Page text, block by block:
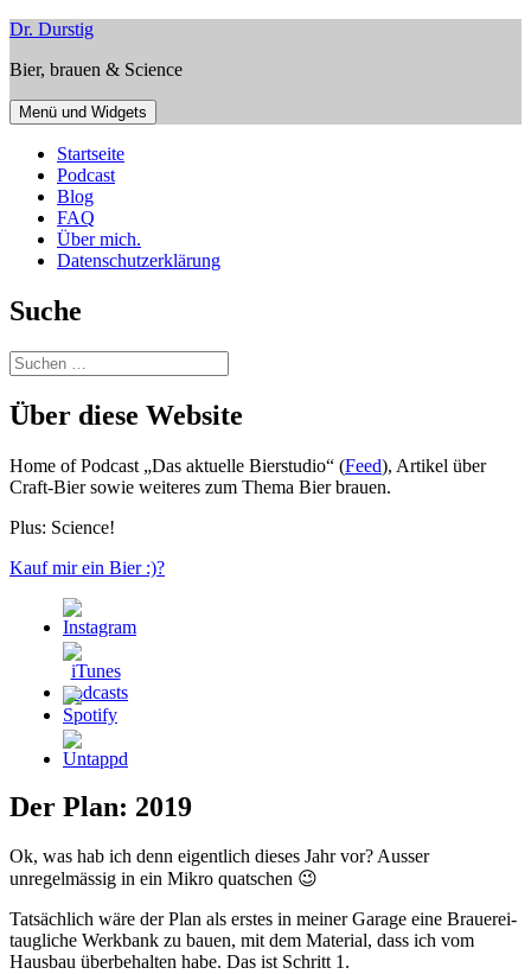
Zum
springen
Dr. Durstig
Bier, brauen & Science
Menü und Widgets
Startseite
Podcast
Blog
FAQ
Über mich.
Datenschutzerklärung
Suche
Suchen
nach:
Über diese Website
Home of Podcast „Das aktuelle Bierstudio“ (Feed), Artikel über
Craft-Bier sowie weiteres zum Thema Bier brauen.
Plus: Science!
Kauf mir ein Bier :)?
Der Plan: 2019
Ok, was hab ich denn eigentlich dieses Jahr vor? Ausser
unregelmässig in ein Mikro quatschen 😉
Tatsächlich wäre der Plan als erstes in meiner Garage eine Brauerei-
taugliche Werkbank zu bauen, mit dem Material, dass ich vom
Hausbau überbehalten habe. Das ist Schritt 1.